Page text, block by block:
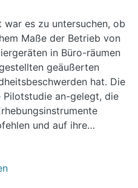
es zu untersuchen, ob
Maße der Betrieb von
in Büro-räumen
geäußerten
hat. Die
Pilotstudie an-gelegt, die
und auf ihre
Oktober 2006 in
gemeinschaft der
63 Büroräume in 9